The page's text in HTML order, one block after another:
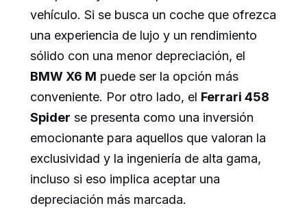
vehículo. Si se busca un coche que ofrezca
una experiencia de lujo y un rendimiento
sólido con una menor depreciación, el
BMW X6 M puede ser la opción más
conveniente. Por otro lado, el Ferrari 458
Spider se presenta como una inversión
emocionante para aquellos que valoran la
exclusividad y la ingeniería de alta gama,
incluso si eso implica aceptar una
depreciación más marcada.